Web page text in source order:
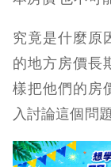
究竟是什麼原
的地方房價長
樣把他們的房
入討論這個問